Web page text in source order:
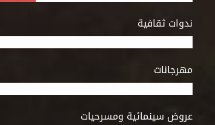
ندوات ثقافية
مهرجانات
عروض سينمائية ومسرحيات